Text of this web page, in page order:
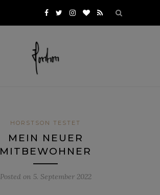
HORSTSON TESTET
MEIN NEUER
MITBEWOHNER
Posted on 5. September 2022